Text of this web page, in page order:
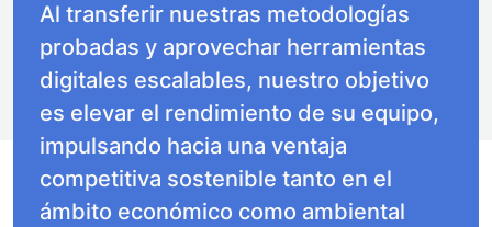
Al transferir nuestras metodologías
probadas y aprovechar herramientas
digitales escalables, nuestro objetivo
es elevar el rendimiento de su equipo,
impulsando hacia una ventaja
competitiva sostenible tanto en el
ámbito económico como ambiental